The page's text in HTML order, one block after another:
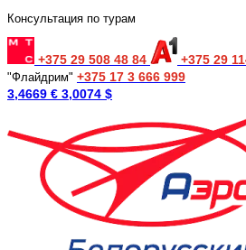
Консультация по турам
+375 29 508 48 84 +375 29
"Флайдрим" +375 17 3 666 999
3,4669 € 3,0074 $